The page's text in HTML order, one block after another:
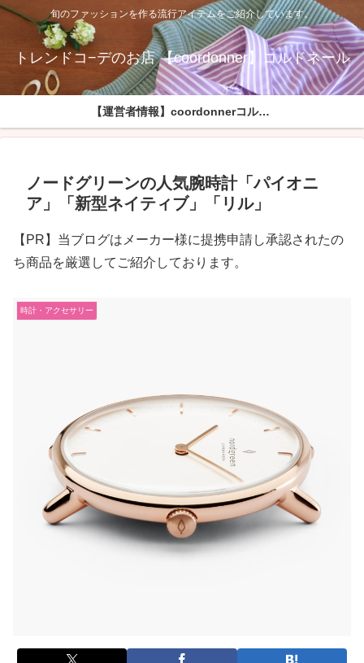
旬のファッションを作る流行アイテムをご紹介しています。
トレンドコ−デのお店 【coordonner】コルドネール
【運営者情報】coordonnerコルドネールへようこそ
ノードグリーンの人気腕時計「パイオニ
ア」「新型ネイティブ」「リル」
【PR】当ブログはメーカー様に提携申請し承認されたの
ち商品を厳選してご紹介しております。
時計・アクセサリー